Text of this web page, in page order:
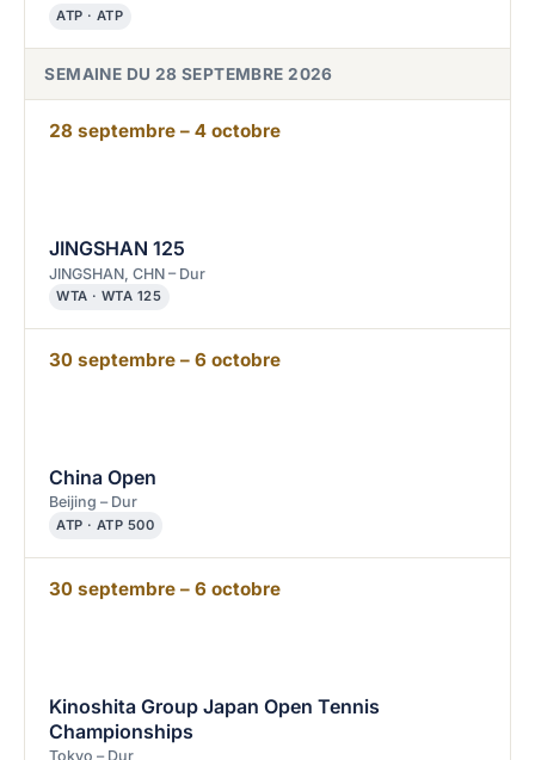
ATP · ATP
SEMAINE DU 28 SEPTEMBRE 2026
28 septembre – 4 octobre
JINGSHAN 125
JINGSHAN, CHN – Dur
WTA · WTA 125
30 septembre – 6 octobre
China Open
Beijing – Dur
ATP · ATP 500
30 septembre – 6 octobre
Kinoshita Group Japan Open Tennis
Championships
Tokyo – Dur